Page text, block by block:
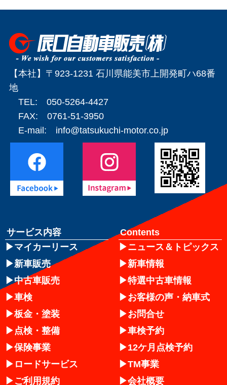
【本社】〒923-1231 石川県能美市上開発町ハ68番
地
TEL: 050-5264-4427
FAX: 0761-51-3950
E-mail: info@tatsukuchi-motor.co.jp
サービス内容
マイカーリース
新車販売
中古車販売
車検
板金・塗装
点検・整備
保険事業
ロードサービス
ご利用規約
Contents
ニュース＆トピックス
新車情報
特選中古車情報
お客様の声・納車式
お問合せ
車検予約
12ケ月点検予約
TM事業
会社概要